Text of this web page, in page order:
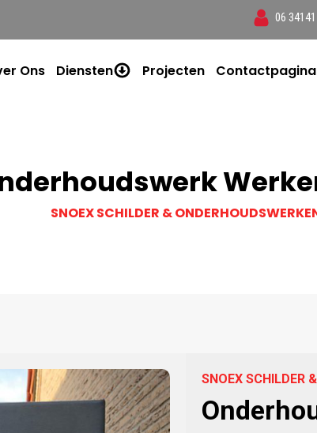
06
Ons Diensten Projecten Contactpagina
SNOEX SCHILDER &
SNOEX SCHILDER